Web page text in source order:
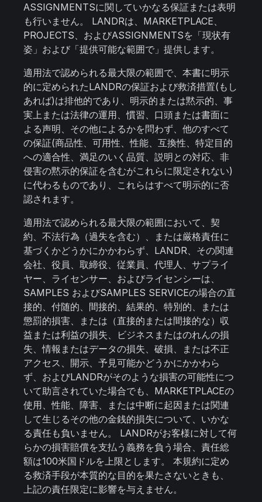
ASSIGNMENTSに関していかなる保証または表明
も行いません。 LANDRは、MARKETPLACE、
PROJECTS、およびASSIGNMENTSを「現状有
姿」および「提供可能な範囲で」提供します。
適用法で認められる最大限の範囲で、本書に明示
的に定められたLANDRの保証および救済措置(もし
あれば)は排他的であり、明示的または黙示的、事
実上または法律の運用、慣習、口頭または書面に
よる声明、その他によるかを問わず、他のすべて
の保証(商品性、可用性、性能、互換性、特定目的
への適合性、満足のいく品質、説明との対応、非
侵害の黙示的保証を含むがこれらに限定されない)
に代わるものであり、これらはすべて明示的に否
認されます。
適用法で認められる最大限の範囲において、契
約、不法行為（過失を含む）、または厳格責任に
基づくかどうかにかかわらず、LANDR、その関連
会社、役員、取締役、従業員、代理人、サプライ
ヤー、ライセンサー、およびライセンシーは、
SAMPLES およびSAMPLES SERVICEの場合の直
接的、付随的、間接的、結果的、特別的、または
懲罰的損害、または（直接的または間接的な）収
益または利益の損失、ビジネスまたはのれんの損
失、情報またはデータの損失、破損、または不正
アクセス、開示、予見可能かどうかにかかわら
ず、およびLANDRがそのような損害の可能性につ
いて助言されていた場合でも、MARKETPLACEの
使用、性能、障害、または中断に起因または関連
して生じるその他の金銭的損失について、いかな
る責任も負いません。 LANDRがお客様に対して何
らかの損害賠償を支払う義務を負う場合、責任総
額は100米国ドルを上限とします。 本規約に定め
る救済手段が本質的な目的を果たさないときも、
上記の責任限定に影響を与えません。